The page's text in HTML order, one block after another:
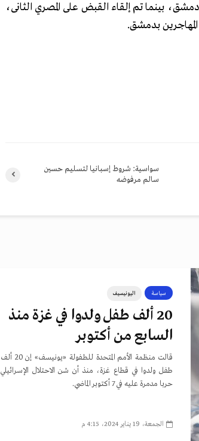
بينما تم إلقاء القبض على المصري الثانى،
بدمشق.
سواسية: شروط إسبانيا لتسليم حسين
سالم مرفوضه
سياسة اليونيسيف
20 ألف طفل ولدوا في غزة منذ
السابع من أكتوبر
قالت منظمة الأمم المتحدة للطفولة «يونيسف» إن 20 ألف
طفل ولدوا في قطاع غزة، منذ أن شن الاحتلال الإسرائيلي
حربا مدمرة عليه في 7 أكتوبر الماضي.
الجمعة، 19 يناير 2024، 4:15 م